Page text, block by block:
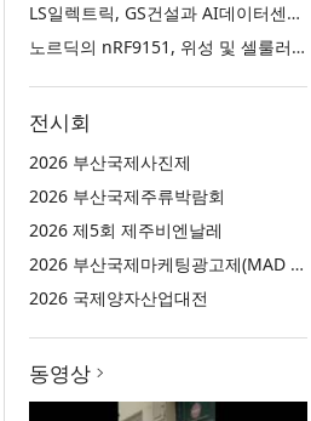
LS일렉트릭, GS건설과 AI데이터센터 직류 배전 사업 협력
노르딕의 nRF9151, 위성 및 셀룰러 IoT 기반 새로운 차원의 커넥티드 기기 개발 지원
전시회
2026 부산국제사진제
2026 부산국제주류박람회
2026 제5회 제주비엔날레
2026 부산국제마케팅광고제(MAD STARS 2026)
2026 국제양자산업대전
동영상